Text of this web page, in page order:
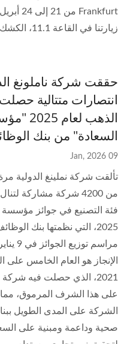
زيارتنا في القاعة 11.1، الكشك E79D.
حققت شركة ناملونغ
انتصارات متتالية
الذهب لعام
السعادة" من بنك الوظائف
09 Jan, 2026
تألقت شركة نملينغ الدولية
من 4200 شركة مشاركة
فئة التصنيع في جوائز مؤسسة
الإنجاز هو العام الخامس على
2021، الذي حصلت فيه شركة
على هذا الشرف المرموق، مما
الشركة على المدى الطويل
صحية وداعمة ومبنية على